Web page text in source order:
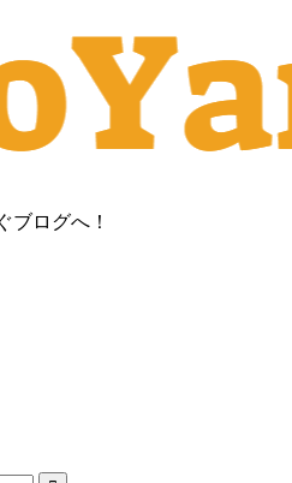
ブログへ！